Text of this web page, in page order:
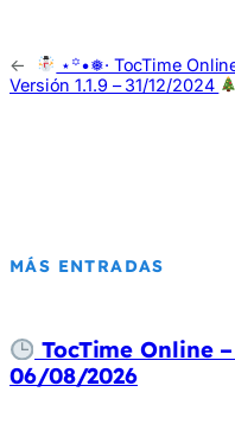
←
⋆꙳•❅‧ TocTime
Versión 1.1.9 – 31/12/2024
MÁS ENTRADAS
TocTime Online
06/08/2026